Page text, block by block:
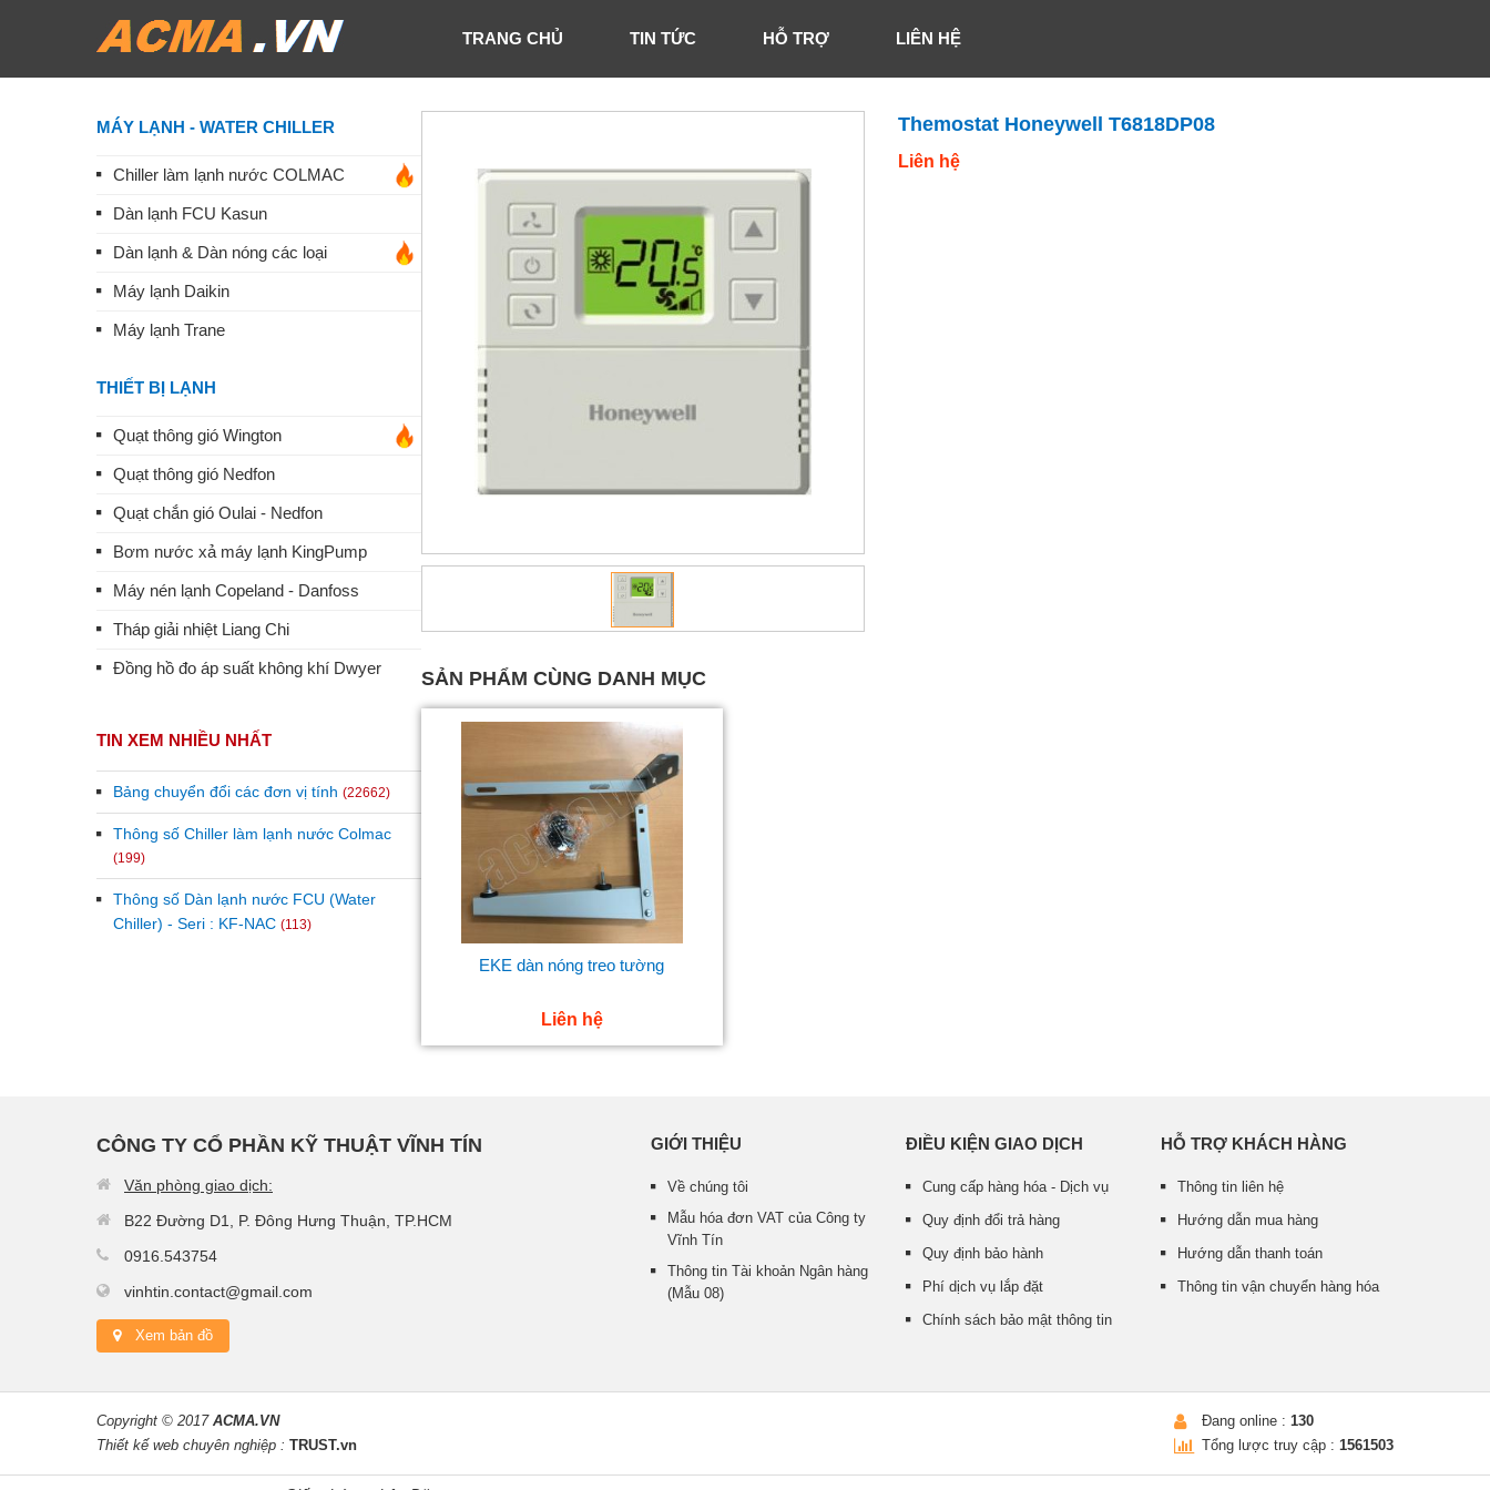
TRANG CHỦ TIN TỨC HỖ TRỢ LIÊN HỆ
MÁY LẠNH - WATER CHILLER
Chiller làm lạnh nước COLMAC
Dàn lạnh FCU Kasun
Dàn lạnh & Dàn nóng các loại
Máy lạnh Daikin
Máy lạnh Trane
THIẾT BỊ LẠNH
Quạt thông gió Wington
Quạt thông gió Nedfon
Quạt chắn gió Oulai - Nedfon
Bơm nước xả máy lạnh KingPump
Máy nén lạnh Copeland - Danfoss
Tháp giải nhiệt Liang Chi
Đồng hồ đo áp suất không khí Dwyer
TIN XEM NHIỀU NHẤT
Bảng chuyển đổi các đơn vị tính (22662)
Thông số Chiller làm lạnh nước Colmac
(199)
Thông số Dàn lạnh nước FCU (Water
Chiller) - Seri : KF-NAC (113)
Themostat Honeywell T6818DP08
Liên hệ
SẢN PHẨM CÙNG DANH MỤC
EKE dàn nóng treo tường
Liên hệ
CÔNG TY CỔ PHẦN KỸ THUẬT VĨNH TÍN
Văn phòng giao dịch:
B22 Đường D1, P. Đông Hưng Thuận, TP.HCM
0916.543754
vinhtin.contact@gmail.com
Xem bản đồ
GIỚI THIỆU
Về chúng tôi
Mẫu hóa đơn VAT của Công ty
Vĩnh Tín
Thông tin Tài khoản Ngân hàng
(Mẫu 08)
ĐIỀU KIỆN GIAO DỊCH
Cung cấp hàng hóa - Dịch vụ
Quy định đổi trả hàng
Quy định bảo hành
Phí dịch vụ lắp đặt
Chính sách bảo mật thông tin
HỖ TRỢ KHÁCH HÀNG
Thông tin liên hệ
Hướng dẫn mua hàng
Hướng dẫn thanh toán
Thông tin vận chuyển hàng hóa
Copyright © 2017 ACMA.VN
Thiết kế web chuyên nghiệp : TRUST.vn
Đang online : 130
Tổng lược truy cập : 1561503